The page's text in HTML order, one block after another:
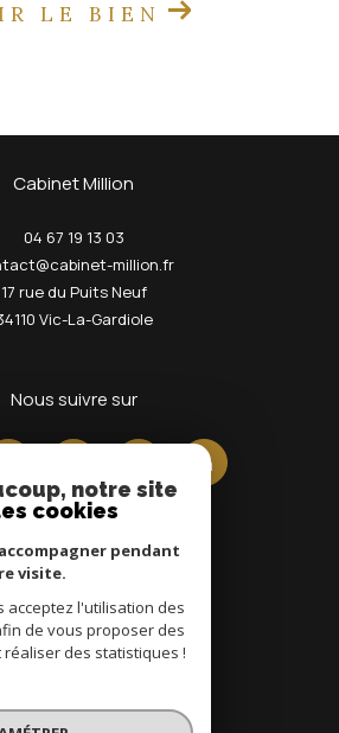
LE BIEN
Cabinet Million
04 67 19 13 03
million.fr
17 rue du Puits Neuf
Vic-La-Gardiole
nous suivre sur
Adhérents
notre site
cookies
pendant
visite.
acceptez l'utilisation des
de vous proposer des
des statistiques !